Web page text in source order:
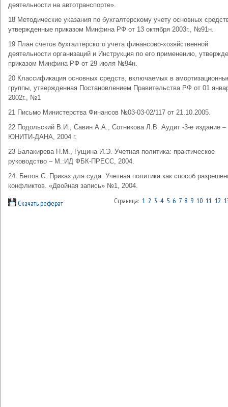
деятельности на автотранспорте».
18 Методические указания по бухгалтерскому учету основных
утвержденные приказом Минфина РФ от 13 октября 2003г., №91н.
19 План счетов бухгалтерского учета финансово-хозяйственной
деятельности организаций и Инструкция по его применению,
приказом Минфина РФ от 29 июля №94н.
20 Классификация основных средств, включаемых в
группы, утвержденная Постановлением Правительства РФ от 01
2002г., №1
21 Письмо Министерства Финансов №03-03-02/117 от 21.10.2005.
22 Подольский В.И., Савин А.А., Сотникова Л.В. Аудит -3-е издание
ЮНИТИ-ДАНА, 2004 г.
23 Балакирева Н.М., Гущина И.Э. Учетная политика: практическое
руководство – М.:ИД ФБК-ПРЕСС, 2004.
24. Белов С. Приказ для суда: Учетная политика как способ
конфликтов. «Двойная запись» №1, 2004.
Скачать реферат Страница: 1 2 3 4 5 6 7 8 9 10 11 12